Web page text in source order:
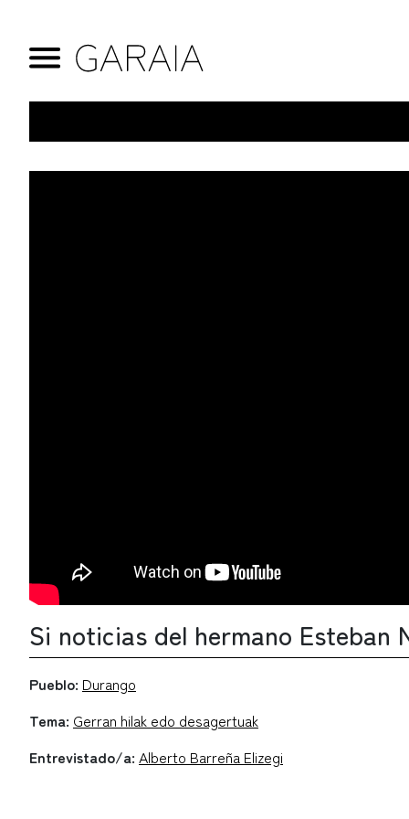
Si noticias del hermano Esteban
Pueblo: Durango
Tema: Gerran hilak edo desagertuak
Entrevistado/a: Alberto Barreña Elizegi